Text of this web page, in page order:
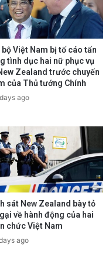
bộ Việt Nam bị tố cáo tấn
tình dục hai nữ phục vụ
Zealand trước chuyến
của Thủ tướng Chính
ago
sát New Zealand bày tỏ
về hành động của hai
chức Việt Nam
ago